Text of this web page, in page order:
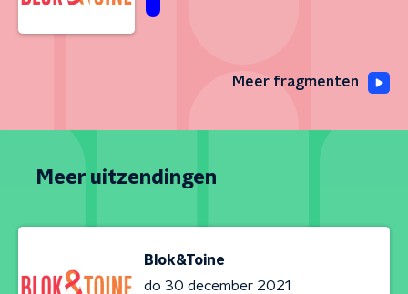
Meer fragmenten
Meer uitzendingen
Blok&Toine
do 30 december 2021